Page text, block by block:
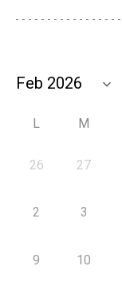
L M
26 27
2 3
9 10